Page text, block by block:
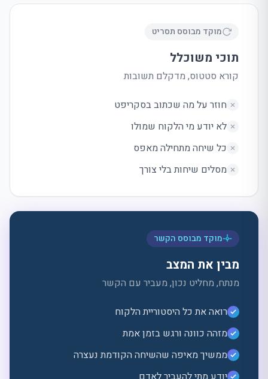
מוקד מבוסס תסריט
תוכי משוכלל
קורא סטטוס, מדקלם תשובות
חוזר על מה שכתוב בסקריפט
לא יודע מי הלקוח שמולו
כל שיחה מתחילה מאפס
מסלים שיחות בלי צורך
מוקד מבוסס הקשר
מבין את המצב
מנתח, מחליט נכון, מעביר עם הקשר
רואה את כל היסטוריית הלקוח
מזהה כוונה ורגש בזמן אמת
ממשיך מאיפה שהשיחה הקודמת נעצרה